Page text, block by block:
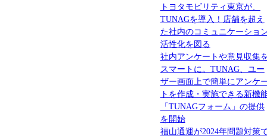
トヨタモビリティ東京が、
TUNAGを導入！店舗を超え
た社内のコミュニケーショ
活性化を図る
社内アンケートや意見収集
スマートに。TUNAG、ユー
ザー画面上で簡単にアンケ
トを作成・実施できる新機
「TUNAGフォーム」の提供
を開始
福山通運が2024年問題対策